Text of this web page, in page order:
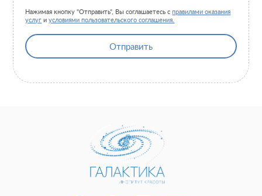
Нажимая кнопку "Отправить", Вы соглашаетесь справилами оказания
услуг иусловиями пользовательского соглашения.
Отправить